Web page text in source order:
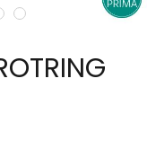
7